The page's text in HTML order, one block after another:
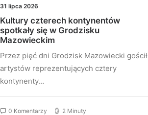
31 lipca 2026
Kultury czterech kontynentów
spotkały się w Grodzisku
Mazowieckim
Przez pięć dni Grodzisk Mazowiecki gościł
artystów reprezentujących cztery
kontynenty…
0 Komentarzy 2 Minuty